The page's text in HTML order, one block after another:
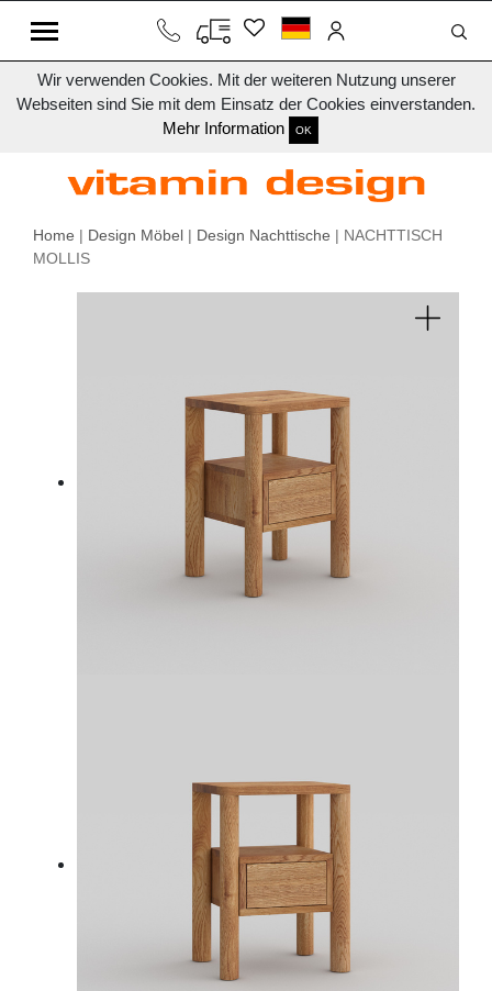
Wir verwenden Cookies. Mit der weiteren Nutzung unserer
Webseiten sind Sie mit dem Einsatz der Cookies einverstanden.
Mehr Information
OK
Home | Design Möbel | Design Nachttische | NACHTTISCH
MOLLIS